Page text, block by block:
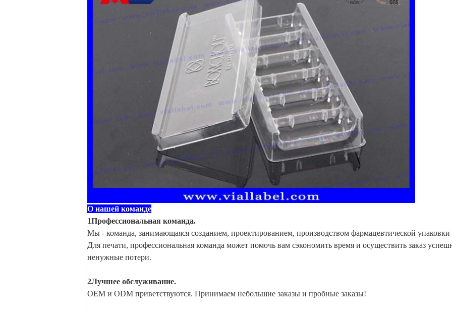
О нашей команде
1Профессиональная команда.
Мы - команда, занимающаяся созданием, проектированием, производством фармацевтической упаковки
Для печати, профессиональная команда может помочь вам сэкономить время и осуществить заказ
ненужные потери.
2Лучшее обслуживание.
OEM и ODM приветствуются. Принимаем небольшие заказы и пробные заказы!